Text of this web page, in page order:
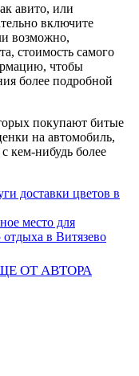
авито, или
включите
возможно,
стоимость самого
чтобы
более подробной
покупают битые
на автомобиль,
кем-нибудь более
доставки цветов в
место для
в Витязево
ОТ АВТОРА